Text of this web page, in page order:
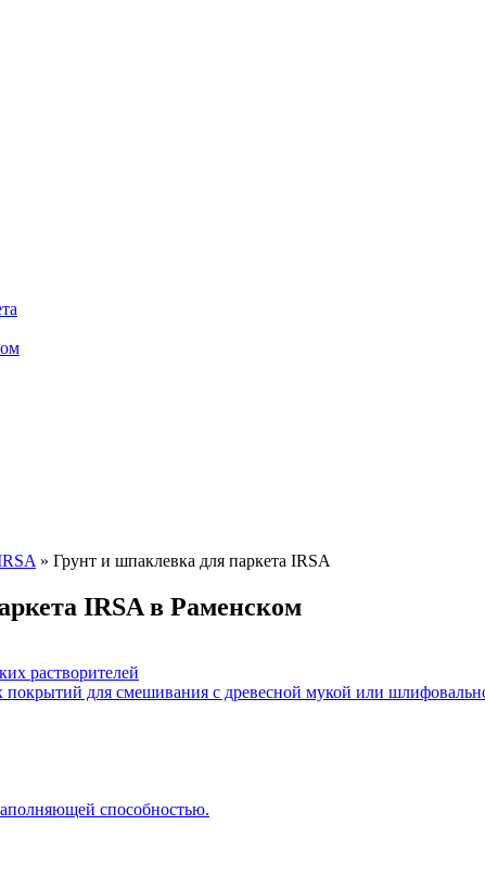
» Грунт и шпаклевка для паркета IRSA
IRSA в Раменском
растворителей
для смешивания с древесной мукой или
способностью.